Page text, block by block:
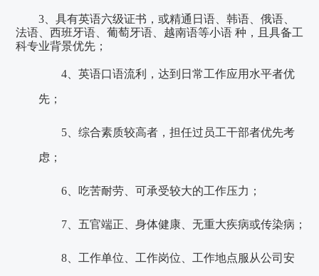
3、具有英语六级证书，或精通日语、韩语、俄语、
法语、西班牙语、葡萄牙语、越南语等小语 种，且具备工
科专业背景优先；
4、英语口语流利，达到日常工作应用水平者优
先；
5、综合素质较高者，担任过员工干部者优先考
虑；
6、吃苦耐劳、可承受较大的工作压力；
7、五官端正、身体健康、无重大疾病或传染病；
8、工作单位、工作岗位、工作地点服从公司安